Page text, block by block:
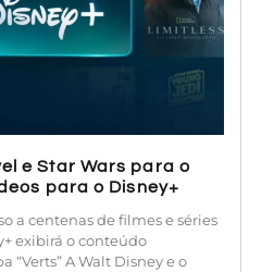
e Star Wars para o
para o Disney+
a centenas de filmes e séries
exibirá o conteúdo
“Verts” A Walt Disney e o